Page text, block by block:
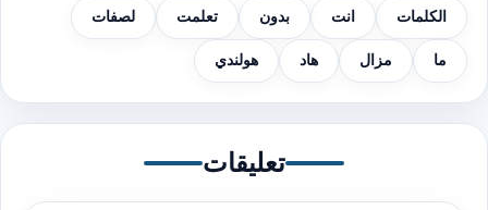
الكلمات انت بدون تعلمت لصفات
ما مزال هاد هولندي
تعليقات